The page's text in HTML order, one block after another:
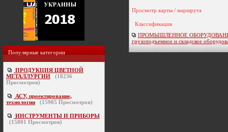
Популярные категории
ПРОДУКЦИЯ ЦВЕТНОЙ
МЕТАЛЛУРГИИ
(18236
Просмотров)
АСУ, проектирование,
технологии
(15905 Просмотров)
ИНСТРУМЕНТЫ И ПРИБОРЫ
(15801 Просмотров)
Просмотр карты / маршрута
Классификация
ПРОМЫШЛЕННОЕ
грузоподъемное и складское